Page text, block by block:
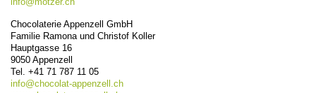
Chocolaterie Appenzell GmbH
Familie Ramona und Christof Koller
Hauptgasse 16
9050 Appenzell
Tel. +41 71 787 11 05
info@chocolat-appenzell.ch